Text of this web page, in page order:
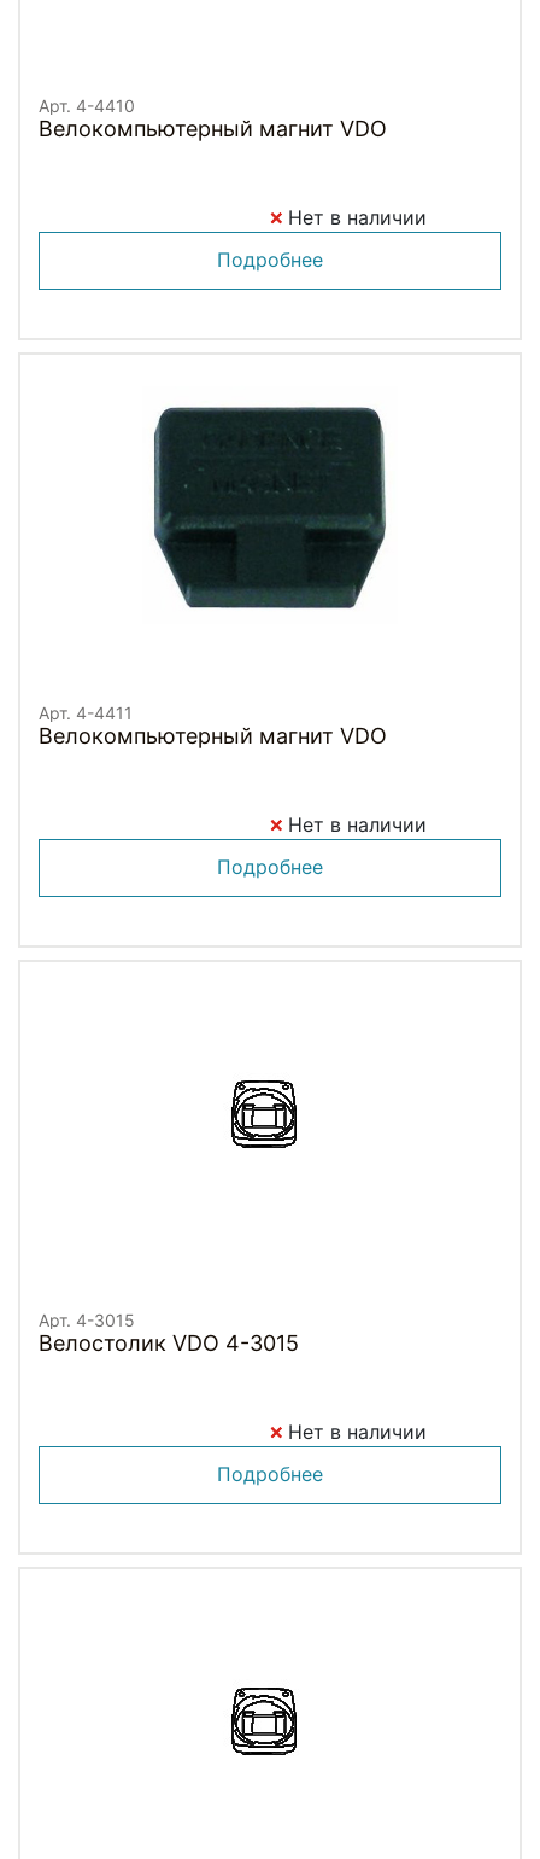
Арт. 4-4410
Велокомпьютерный магнит VDO
Нет в наличии
Подробнее
Арт. 4-4411
Велокомпьютерный магнит VDO
Нет в наличии
Подробнее
Арт. 4-3015
Велостолик VDO 4-3015
Нет в наличии
Подробнее